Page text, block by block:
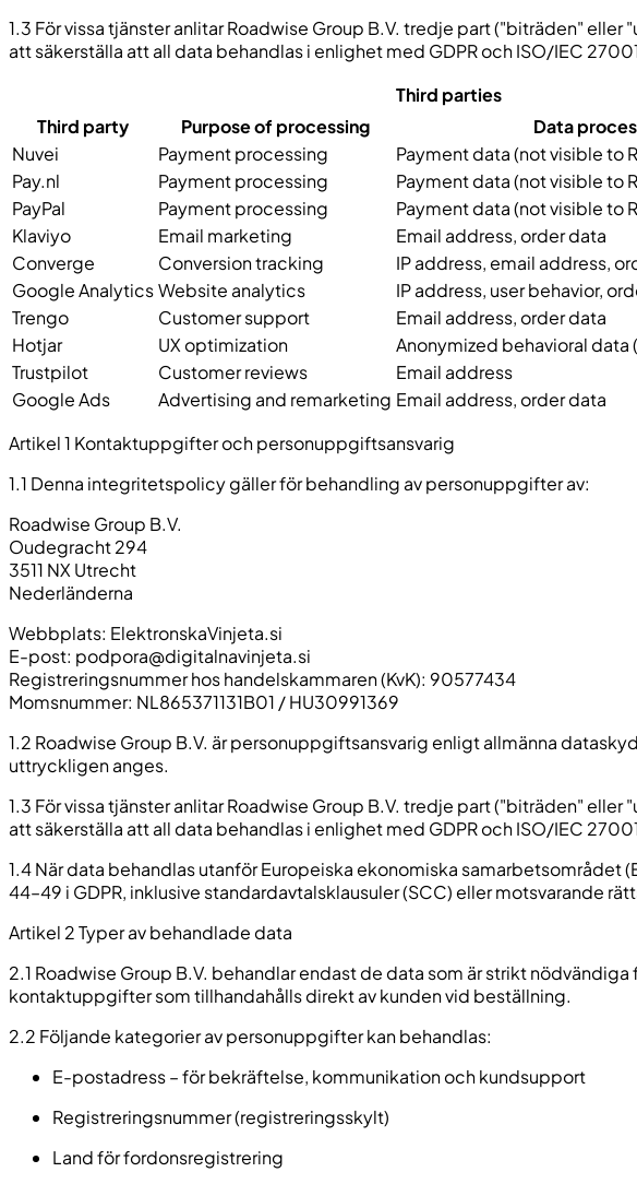
1.3 För vissa tjänster anlitar Roadwise Group B.V. tredje part ("biträden"
att säkerställa att all data behandlas i enlighet med GDPR och ISO/IEC
Third parties
Third party
Purpose of processing Data
Nuvei
Payment processing Payment data (not visible to
Pay.nl
Payment processing Payment data (not visible to
PayPal
Payment processing Payment data (not visible to
Klaviyo
Email marketing Email address, order data
Converge
Conversion tracking IP address, email address,
Google AnalyticsWebsite analytics IP address, user behavior,
Trengo
Customer support Email address, order data
Hotjar
UX optimization Anonymized behavioral data
Trustpilot
Customer reviews Email address
Google Ads
Advertising and remarketing Email address, order data
Artikel 1 Kontaktuppgifter och personuppgiftsansvarig
1.1 Denna integritetspolicy gäller för behandling av personuppgifter av:
Roadwise Group B.V.
Oudegracht 294
3511 NX Utrecht
Nederländerna
Webbplats: ElektronskaVinjeta.si
E-post: podpora@digitalnavinjeta.si
Registreringsnummer hos handelskammaren (KvK): 90577434
Momsnummer: NL865371131B01 / HU30991369
1.2 Roadwise Group B.V. är personuppgiftsansvarig enligt allmänna
uttryckligen anges.
1.3 För vissa tjänster anlitar Roadwise Group B.V. tredje part ("biträden"
att säkerställa att all data behandlas i enlighet med GDPR och ISO/IEC
1.4 När data behandlas utanför Europeiska ekonomiska
44–49 i GDPR, inklusive standardavtalsklausuler (SCC) eller motsvarande
Artikel 2 Typer av behandlade data
2.1 Roadwise Group B.V. behandlar endast de data som är strikt
kontaktuppgifter som tillhandahålls direkt av kunden vid beställning.
2.2 Följande kategorier av personuppgifter kan behandlas:
E-postadress – för bekräftelse, kommunikation och kundsupport
Registreringsnummer (registreringsskylt)
Land för fordonsregistrering